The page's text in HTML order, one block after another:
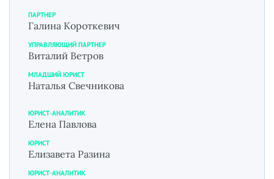
ПАРТНЕР
Галина Короткевич
УПРАВЛЯЮЩИЙ ПАРТНЕР
Виталий Ветров
МЛАДШИЙ ЮРИСТ
Наталья Свечникова
ЮРИСТ-АНАЛИТИК
Елена Павлова
ЮРИСТ
Елизавета Разина
ЮРИСТ-АНАЛИТИК